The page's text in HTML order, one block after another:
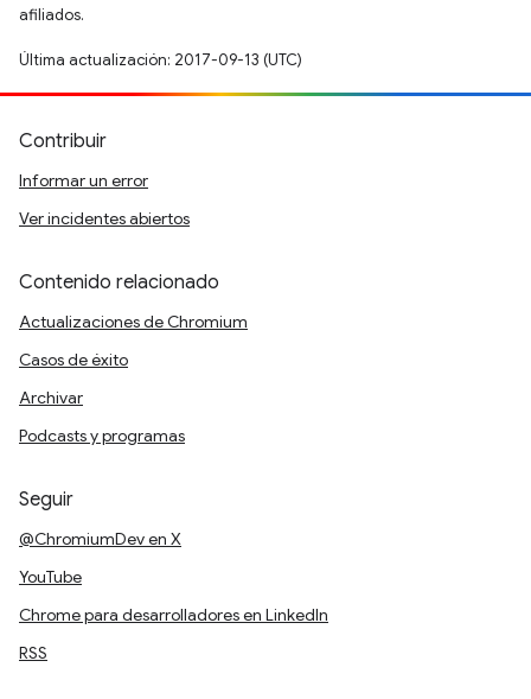
afiliados.
Última actualización: 2017-09-13 (UTC)
Contribuir
Informar un error
Ver incidentes abiertos
Contenido relacionado
Actualizaciones de Chromium
Casos de éxito
Archivar
Podcasts y programas
Seguir
@ChromiumDev en X
YouTube
Chrome para desarrolladores en LinkedIn
RSS